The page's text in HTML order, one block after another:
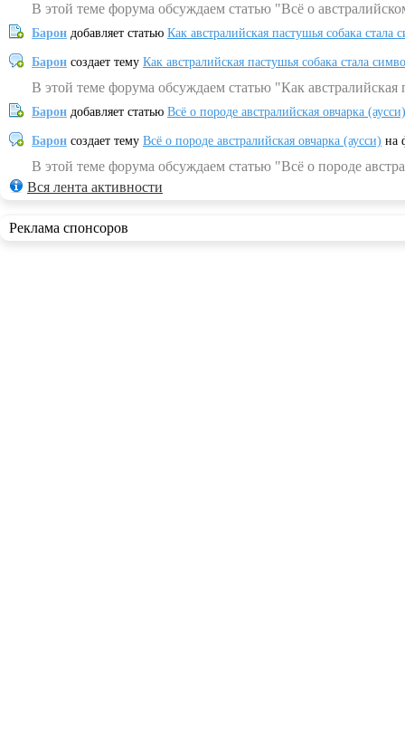
В этой теме форума обсуждаем статью "Всё о
Барон добавляет статью Как австралийская пастушья собака
Барон создает тему Как австралийская пастушья собака стала
В этой теме форума обсуждаем статью "Как
Барон добавляет статью Всё о породе австралийская овчарка (аусси)
Барон создает тему Всё о породе австралийская овчарка (аусси) на
В этой теме форума обсуждаем статью "Всё о породе
Вся лента активности
Реклама спонсоров